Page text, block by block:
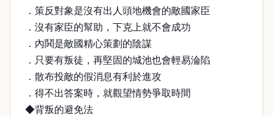
．策反對象是沒有出人頭地機會的敵國家臣
．沒有家臣的幫助，下克上就不會成功
．內鬨是敵國精心策劃的陰謀
．只要有叛徒，再堅固的城池也會輕易淪陷
．散布投敵的假消息有利於進攻
．得不出答案時，就觀望情勢爭取時間
◆背叛的避免法